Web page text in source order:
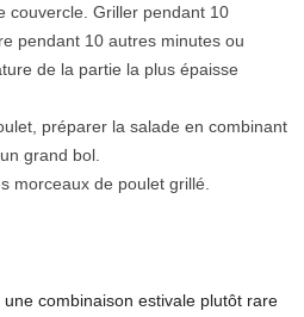
couvercle. Griller pendant 10
pendant 10 autres minutes ou
de la partie la plus épaisse
préparer la salade en combinant
grand bol.
morceaux de poulet grillé.
combinaison estivale plutôt rare